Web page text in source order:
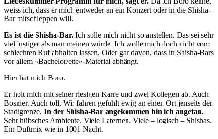
weiss ich, dass er mich entweder an ein Konzert oder in die Shisha-
Bar mitschleppen will.
Es ist die Shisha-Bar. Ich solle mich nicht so anstellen. Das sei sehr
viel lustiger als man meinen würde. Ich wolle mich doch nicht vom
schlechten Ruf abhalten lassen. Oder gar davon, dass in Shisha-Bars
vor allem «Bachelor/ette»-Material abhängt.
Hier hat mich Boro.
Er holt mich mit seiner riesigen Karre und zwei Kollegen ab. Auch
Bosnier. Auch toll. Wir fahren gefühlt ewig an einen Ort jenseits der
Stadtgrenze. In der Shisha-Bar angekommen bin ich angetan.
Sehr hübsches Ambiente. Viele Laternen. Viele – logisch – Shishas.
Ein Duftmix wie in 1001 Nacht.